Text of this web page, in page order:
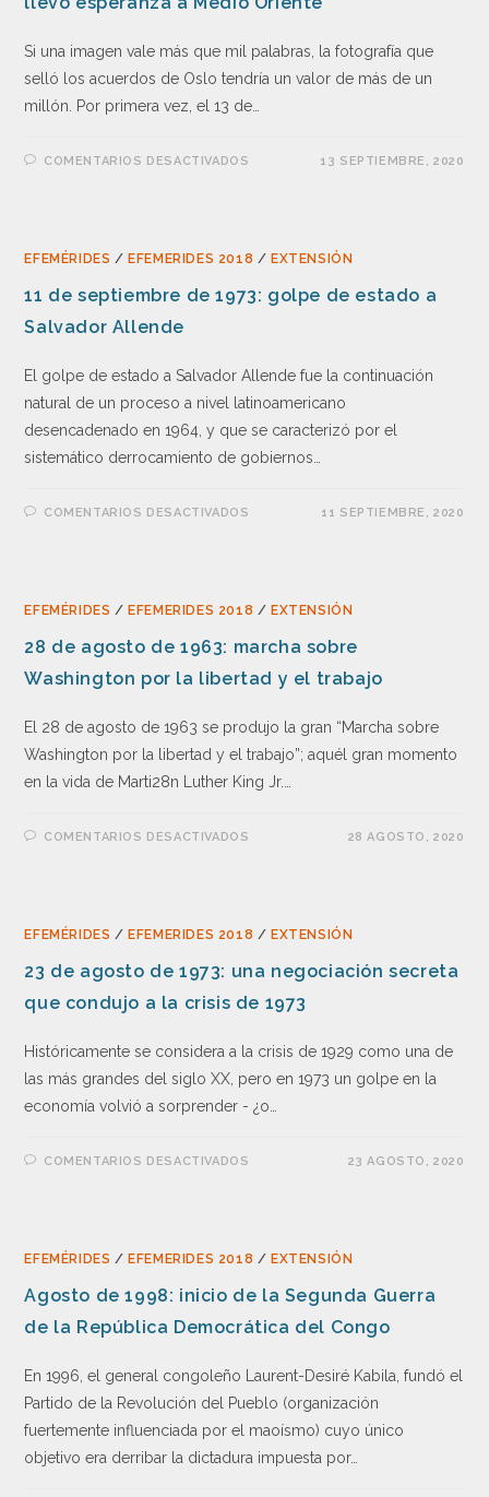
Si una imagen vale más que mil palabras, la fotografía que
selló los acuerdos de Oslo tendría un valor de más de un
millón. Por primera vez, el 13 de…
COMENTARIOS DESACTIVADOS 13 SEPTIEMBRE, 2020
EFEMÉRIDES / EFEMERIDES 2018 / EXTENSIÓN
11 de septiembre de 1973: golpe de estado a
Salvador Allende
El golpe de estado a Salvador Allende fue la continuación
natural de un proceso a nivel latinoamericano
desencadenado en 1964, y que se caracterizó por el
sistemático derrocamiento de gobiernos…
COMENTARIOS DESACTIVADOS 11 SEPTIEMBRE, 2020
EFEMÉRIDES / EFEMERIDES 2018 / EXTENSIÓN
28 de agosto de 1963: marcha sobre
Washington por la libertad y el trabajo
El 28 de agosto de 1963 se produjo la gran “Marcha sobre
Washington por la libertad y el trabajo”; aquél gran momento
en la vida de Marti28n Luther King Jr.…
COMENTARIOS DESACTIVADOS 28 AGOSTO, 2020
EFEMÉRIDES / EFEMERIDES 2018 / EXTENSIÓN
23 de agosto de 1973: una negociación secreta
que condujo a la crisis de 1973
Históricamente se considera a la crisis de 1929 como una de
las más grandes del siglo XX, pero en 1973 un golpe en la
economía volvió a sorprender - ¿o…
COMENTARIOS DESACTIVADOS 23 AGOSTO, 2020
EFEMÉRIDES / EFEMERIDES 2018 / EXTENSIÓN
Agosto de 1998: inicio de la Segunda Guerra
de la República Democrática del Congo
En 1996, el general congoleño Laurent-Desiré Kabila, fundó el
Partido de la Revolución del Pueblo (organización
fuertemente influenciada por el maoísmo) cuyo único
objetivo era derribar la dictadura impuesta por…